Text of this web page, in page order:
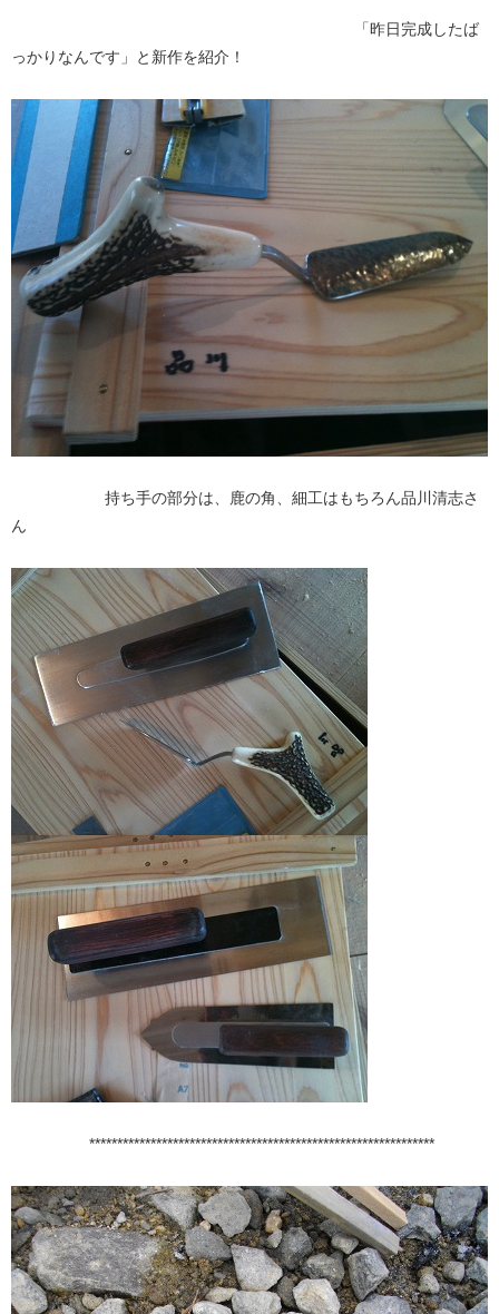
「昨日完成したば
っかりなんです」と新作を紹介！
持ち手の部分は、鹿の角、細工はもちろん品川清志さ
ん
**************************************************************